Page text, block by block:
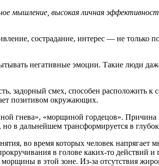
мышление, высокая личная
сострадание, интерес — не
негативные эмоции. Такие люди
задорный смех, способен расположить к
позитивом окружающих.
гнева», «морщиной гордецов».
в дальнейшем трансформируется в
во время которых человек
в голове каких-то
в этой зоне. Из-за отсутствия